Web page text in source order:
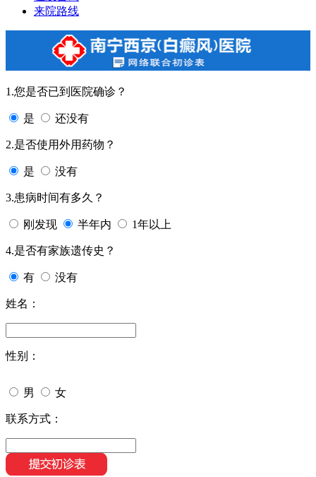
来院路线
1.您是否已到医院确诊？
是 还没有
2.是否使用外用药物？
是 没有
3.患病时间有多久？
刚发现 半年内 1年以上
4.是否有家族遗传史？
有 没有
姓名：
性别：
男 女
联系方式：